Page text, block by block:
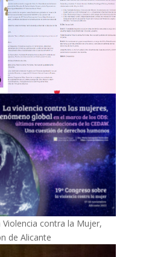
Violencia contra la Mujer,
de Alicante